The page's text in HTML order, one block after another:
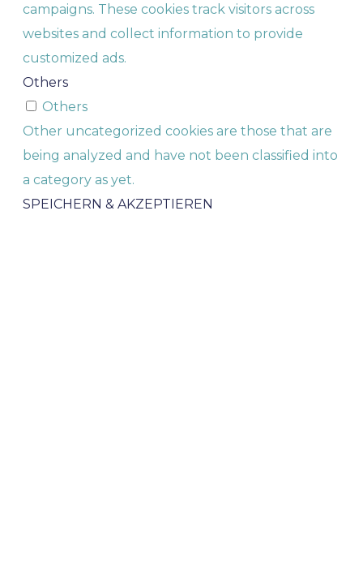
campaigns. These cookies track visitors across
websites and collect information to provide
customized ads.
Others
Others
Other uncategorized cookies are those that are
being analyzed and have not been classified into
a category as yet.
SPEICHERN & AKZEPTIEREN